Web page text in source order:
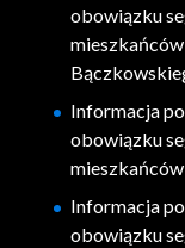
obowiązku
Informacja
obowiązku
Informacja
obowiązku